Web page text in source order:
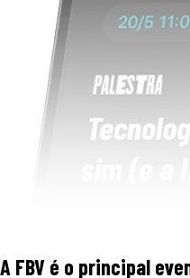
A FBV é o principal